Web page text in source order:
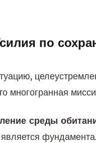
по
многогранная
среды